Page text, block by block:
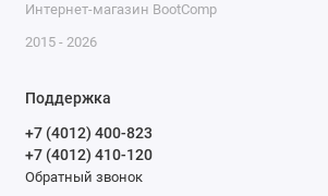
Интернет-магазин BootComp
2015 - 2026
Поддержка
+7 (4012) 400-823
+7 (4012) 410-120
Обратный звонок